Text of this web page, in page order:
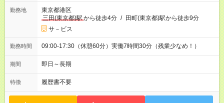
勤務地
東京都港区
三田(東京都)駅から徒歩4分 / 田町(東京都)駅から徒歩9分
サ－ビス
勤務時間 09:00-17:30（休憩60分）実働7時間30分（残業少なめ！）
期間 即日～長期
特徴 履歴書不要